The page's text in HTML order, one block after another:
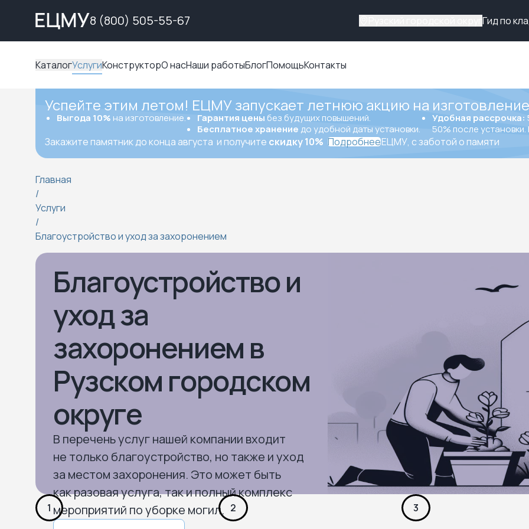
8 (800) 505-55-67 Гид по
КаталогУслугиКонструкторО насНаши работыБлогПомощьКонтакты
Успейте этим летом! ЕЦМУ запускает летнюю акцию на
Выгода 10% на изготовление. Гарантия цены без будущих повышений.
Бесплатное хранение до удобной даты установки.
Удобная рассрочка:
50% после установки.
Закажите памятник до конца августа и получите скидку 10% ПодробнееЕЦМУ, с заботой о памяти
Главная
/
Услуги
/
Благоустройство и уход за захоронением
Благоустройство и
уход за
захоронением в
Рузском городском
округе
В перечень услуг нашей компании входит
не только благоустройство, но также и уход
за местом захоронения. Это может быть
как разовая услуга, так и полный комплекс
мероприятий по уборке могил.
1 2 3